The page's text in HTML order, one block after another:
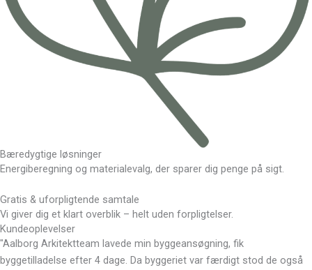
Bæredygtige løsninger
Energiberegning og materialevalg, der sparer dig penge på sigt.
Gratis & uforpligtende samtale
Vi giver dig et klart overblik – helt uden forpligtelser.
Kundeoplevelser
"Aalborg Arkitektteam lavede min byggeansøgning, fik
byggetilladelse efter 4 dage. Da byggeriet var færdigt stod de også